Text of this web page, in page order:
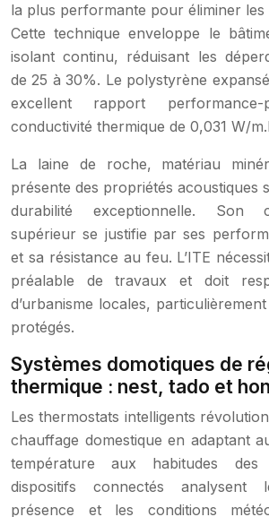
la plus performante pour éliminer les
Cette technique enveloppe le
isolant continu, réduisant les
de 25 à 30%. Le polystyrène
excellent rapport
conductivité thermique de 0,031 W/
La laine de roche, matériau
présente des propriétés acoustiques
durabilité exceptionnelle. Son
supérieur se justifie par ses
et sa résistance au feu. L’ITE
préalable de travaux et doit
d’urbanisme locales,
protégés.
Systèmes domotiques de
thermique : nest, tado et
Les thermostats intelligents
chauffage domestique en adaptant
température aux habitudes des
dispositifs connectés analysent
présence et les conditions